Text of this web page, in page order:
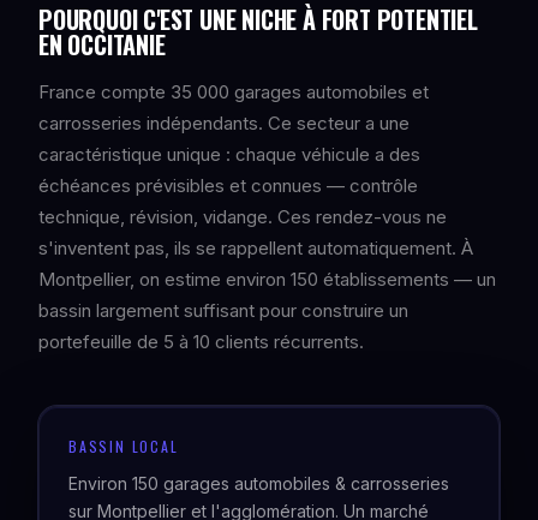
POURQUOI C'EST UNE NICHE À FORT POTENTIEL
EN OCCITANIE
France compte 35 000 garages automobiles et
carrosseries indépendants. Ce secteur a une
caractéristique unique : chaque véhicule a des
échéances prévisibles et connues — contrôle
technique, révision, vidange. Ces rendez-vous ne
s'inventent pas, ils se rappellent automatiquement. À
Montpellier, on estime environ 150 établissements — un
bassin largement suffisant pour construire un
portefeuille de 5 à 10 clients récurrents.
BASSIN LOCAL
Environ 150 garages automobiles & carrosseries
sur Montpellier et l'agglomération. Un marché